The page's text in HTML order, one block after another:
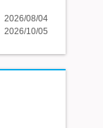
2026/08/04
2026/10/05